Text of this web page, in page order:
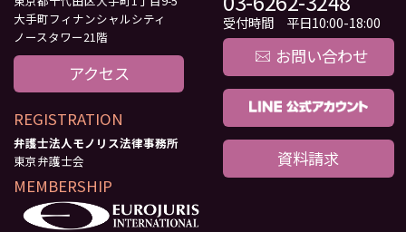
大手町フィナンシャルシティ
ノースタワー21階
アクセス
REGISTRATION
弁護士法人モノリス法律事務所
東京弁護士会
MEMBERSHIP
受付時間 平日10:00-18:00
お問い合わせ
資料請求